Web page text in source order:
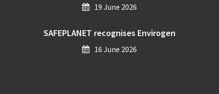
19 June 2026
SAFEPLANET recognises Envirogen
16 June 2026